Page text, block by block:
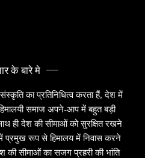
के बारे मे
का प्रतिनिधित्व करता हैं, देश में
समाज अपने-आप में बहुत बड़ी
ही देश की सीमाओं को सुरक्षित रखने
प्रमुख रूप से हिमालय में निवास करने
की सीमाओं का सजग प्रहरी की भांति